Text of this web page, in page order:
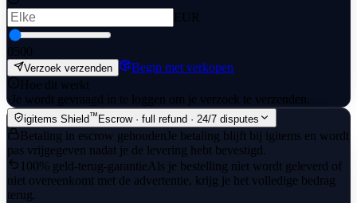
EUR
0500
Verzoek verzenden
Begin met verkopen
Hoe dit werkt
· Je wordt gevraagd in te loggen om je verzoek te verzenden.
igitems Shield™ Escrow · full refund · 24/7 disputes
Betaling in escrow gehouden Je betaling blijft bij igitems en wordt
pas vrijgegeven nadat je de levering hebt bevestigd.
100% geld-terug-garantieAls je bestelling niet wordt geleverd of
niet overeenkomt met de advertentie, krijg je het volledige bedrag
terug.